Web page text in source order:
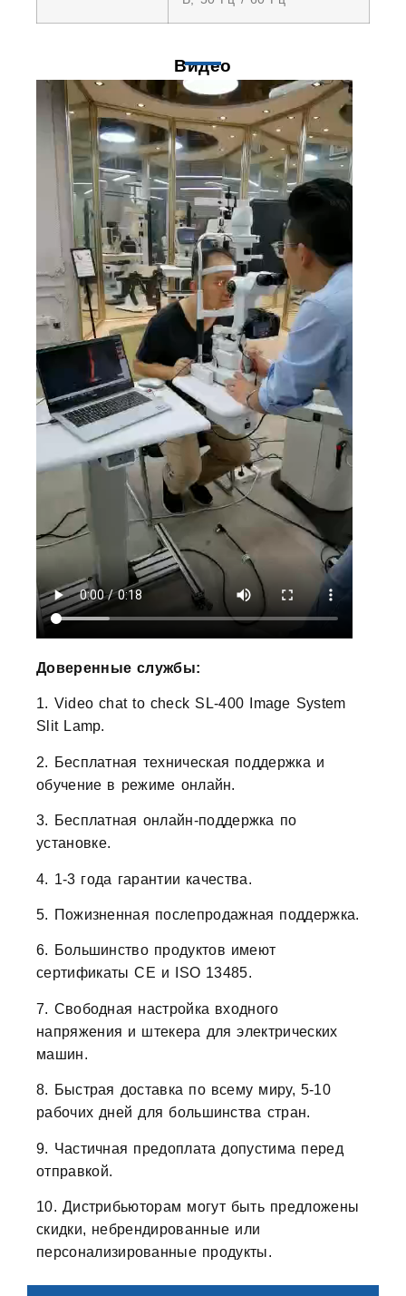
Видео
Доверенные службы:
1. Video chat to check SL-400 Image System
Slit Lamp.
2. Бесплатная техническая поддержка и
обучение в режиме онлайн.
3. Бесплатная онлайн-поддержка по
установке.
4. 1-3 года гарантии качества.
5. Пожизненная послепродажная поддержка.
6. Большинство продуктов имеют
сертификаты CE и ISO 13485.
7. Свободная настройка входного
напряжения и штекера для электрических
машин.
8. Быстрая доставка по всему миру, 5-10
рабочих дней для большинства стран.
9. Частичная предоплата допустима перед
отправкой.
10. Дистрибьюторам могут быть предложены
скидки, небрендированные или
персонализированные продукты.